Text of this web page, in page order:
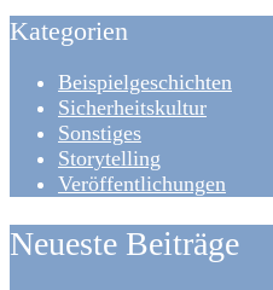
Kategorien
Beispielgeschichten
Sicherheitskultur
Sonstiges
Storytelling
Veröffentlichungen
Neueste Beiträge